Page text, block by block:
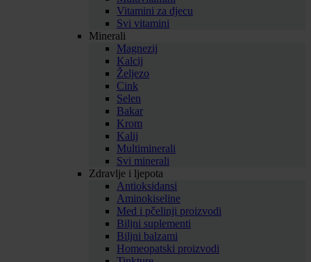
Vitamini za djecu
Svi vitamini
Minerali
Magnezij
Kalcij
Željezo
Cink
Selen
Bakar
Krom
Kalij
Multiminerali
Svi minerali
Zdravlje i ljepota
Antioksidansi
Aminokiseline
Med i pčelinji proizvodi
Biljni suplementi
Biljni balzami
Homeopatski proizvodi